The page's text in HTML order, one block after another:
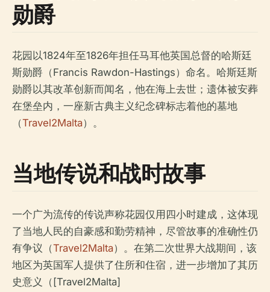
勋爵
花园以1824年至1826年担任马耳他英国总督的哈斯廷
斯勋爵（Francis Rawdon-Hastings）命名。哈斯廷斯
勋爵以其改革创新而闻名，他在海上去世；遗体被安葬
在堡垒内，一座新古典主义纪念碑标志着他的墓地
（Travel2Malta）。
当地传说和战时故事
一个广为流传的传说声称花园仅用四小时建成，这体现
了当地人民的自豪感和勤劳精神，尽管故事的准确性仍
有争议（Travel2Malta）。在第二次世界大战期间，该
地区为英国军人提供了住所和住宿，进一步增加了其历
史意义（[Travel2Malta]